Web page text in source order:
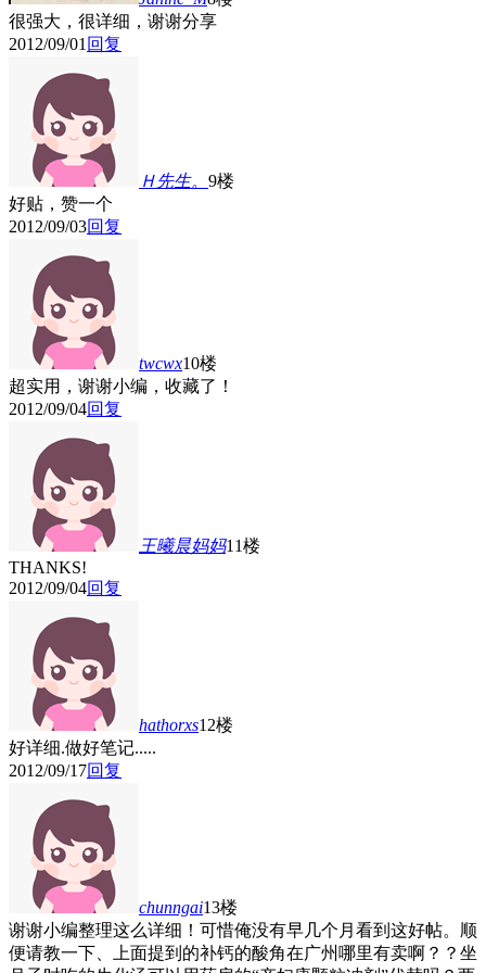
很强大，很详细，谢谢分享
2012/09/01回复
Ｈ先生。 9楼
好贴，赞一个
2012/09/03回复
twcwx10楼
超实用，谢谢小编，收藏了！
2012/09/04回复
王曦晨妈妈11楼
THANKS!
2012/09/04回复
hathorxs12楼
好详细.做好笔记.....
2012/09/17回复
chunngai13楼
谢谢小编整理这么详细！可惜俺没有早几个月看到这好帖。顺
便请教一下、上面提到的补钙的酸角在广州哪里有卖啊？？坐